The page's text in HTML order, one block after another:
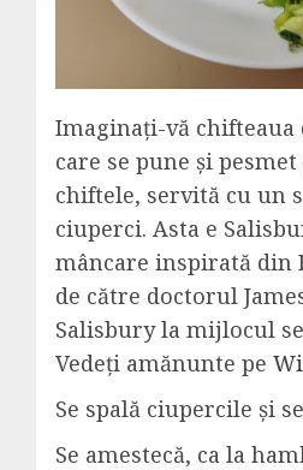
Imaginați-vă
care se pune și
chiftele, servită cu un
ciuperci. Asta e
mâncare inspirată din
de către doctorul
Salisbury la mijlocul
Vedeți amănunte pe
Se spală ciupercile și
Se amestecă, ca la